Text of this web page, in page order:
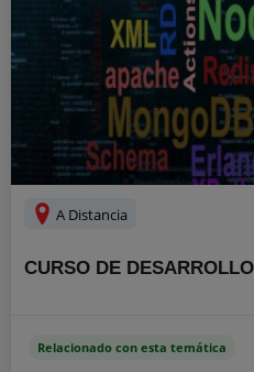
A Distancia
CURSO DE
Relacionado con esta temática